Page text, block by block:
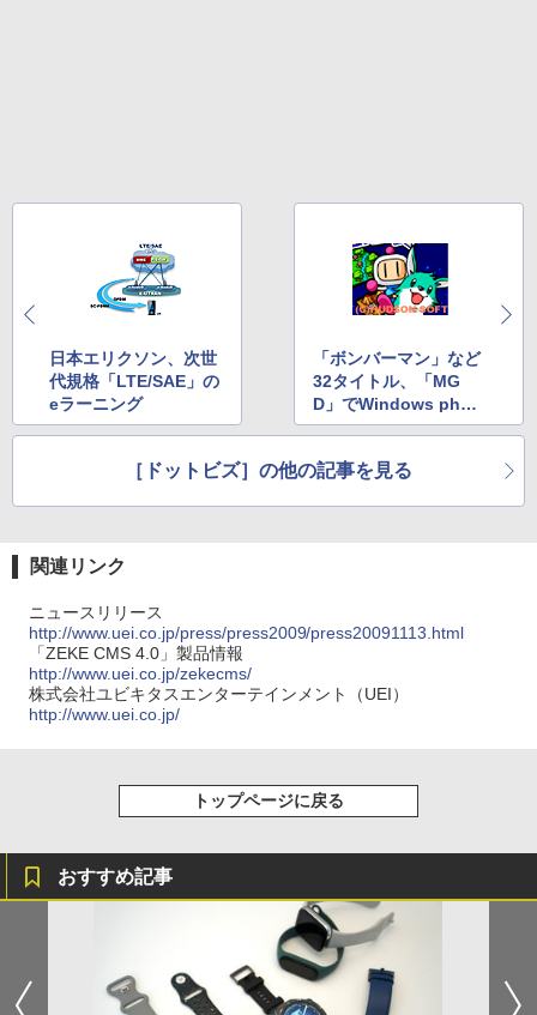
日本エリクソン、次世
代規格「LTE/SAE」の
eラーニング
「ボンバーマン」など
32タイトル、「MG
D」でWindows phon
eに移植
［ドットビズ］の他の記事を見る
関連リンク
ニュースリリース
http://www.uei.co.jp/press/press2009/press20091113.html
「ZEKE CMS 4.0」製品情報
http://www.uei.co.jp/zekecms/
株式会社ユビキタスエンターテインメント（UEI）
http://www.uei.co.jp/
トップページに戻る
おすすめ記事